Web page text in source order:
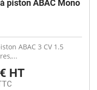
piston ABAC Mono
ABAC 3 CV 1.5
HT